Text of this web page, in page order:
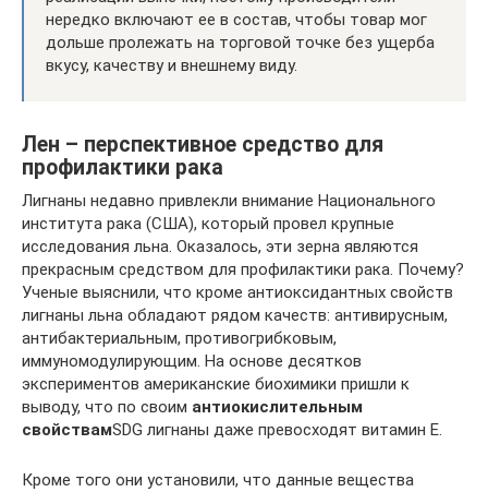
нередко включают ее в состав, чтобы товар мог
дольше пролежать на торговой точке без ущерба
вкусу, качеству и внешнему виду.
Лен – перспективное средство для
профилактики рака
Лигнаны недавно привлекли внимание Национального
института рака (США), который провел крупные
исследования льна. Оказалось, эти зерна являются
прекрасным средством для профилактики рака. Почему?
Ученые выяснили, что кроме антиоксидантных свойств
лигнаны льна обладают рядом качеств: антивирусным,
антибактериальным, противогрибковым,
иммуномодулирующим. На основе десятков
экспериментов американские биохимики пришли к
выводу, что по своим антиокислительным
свойствамSDG лигнаны даже превосходят витамин Е.
Кроме того они установили, что данные вещества